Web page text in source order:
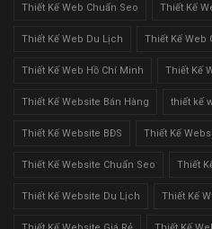
Thiết Kế Web Chuẩn Seo Thiết Kế
Thiết Kế Web Du Lịch Thiết Kế Web
Thiết Kế Web Hồ Chí Minh Thiết Kế
Thiết Kế Website Bán Hàng thiết kế
Thiết Kế Website BĐS Thiết Kế
Thiết Kế Website Chuẩn Seo Thiết
Thiết Kế Website Du Lịch Thiết Kế